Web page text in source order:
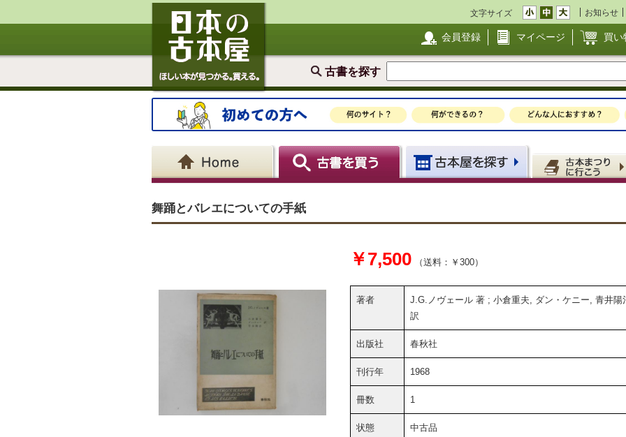
文字サイズ お知らせ
会員登録 マイページ 買い
古書を探す
舞踊とバレエについての手紙
￥7,500 （送料：￥300）
著者
J.G.ノヴェール 著 ; 小倉重夫, ダン・ケニー, 青井陽
訳
出版社 春秋社
刊行年 1968
冊数 1
状態 中古品